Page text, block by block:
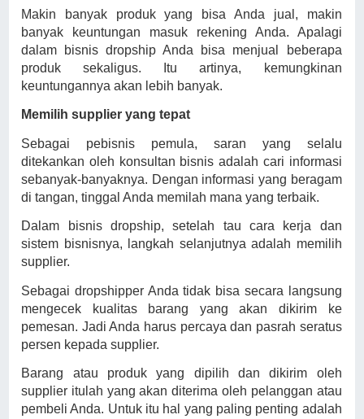
Makin banyak produk yang bisa Anda jual, makin
banyak keuntungan masuk rekening Anda. Apalagi
dalam bisnis dropship Anda bisa menjual beberapa
produk sekaligus. Itu artinya, kemungkinan
keuntungannya akan lebih banyak.
Memilih supplier yang tepat
Sebagai pebisnis pemula, saran yang selalu
ditekankan oleh konsultan bisnis adalah cari informasi
sebanyak-banyaknya. Dengan informasi yang beragam
di tangan, tinggal Anda memilah mana yang terbaik.
Dalam bisnis dropship, setelah tau cara kerja dan
sistem bisnisnya, langkah selanjutnya adalah memilih
supplier.
Sebagai dropshipper Anda tidak bisa secara langsung
mengecek kualitas barang yang akan dikirim ke
pemesan. Jadi Anda harus percaya dan pasrah seratus
persen kepada supplier.
Barang atau produk yang dipilih dan dikirim oleh
supplier itulah yang akan diterima oleh pelanggan atau
pembeli Anda. Untuk itu hal yang paling penting adalah